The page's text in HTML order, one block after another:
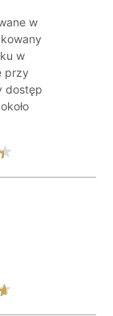
w
w
przy
dostęp